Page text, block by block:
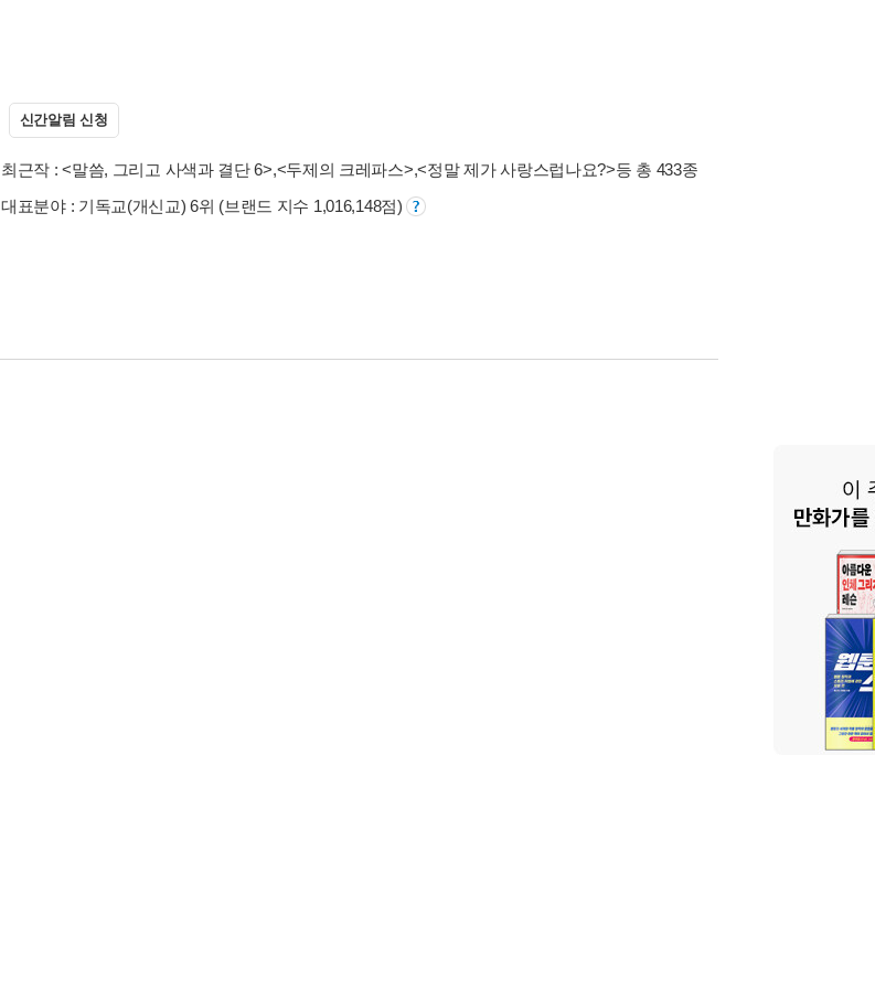
신간알림 신청
최근작 :<말씀, 그리고 사색과 결단 6>,<두제의 크레파스>,<정말 제가 사랑스럽나요?>등 총 433종
대표분야 : 기독교(개신교) 6위 (브랜드 지수 1,016,148점)